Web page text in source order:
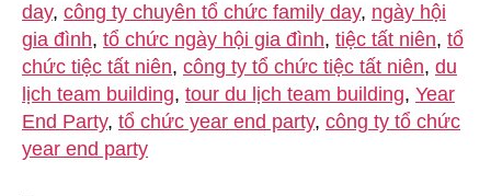
day, công ty chuyên tổ chức family day, ngày hội
gia đình, tổ chức ngày hội gia đình, tiệc tất niên, tổ
chức tiệc tất niên, công ty tổ chức tiệc tất niên, du
lịch team building, tour du lịch team building, Year
End Party, tổ chức year end party, công ty tổ chức
year end party